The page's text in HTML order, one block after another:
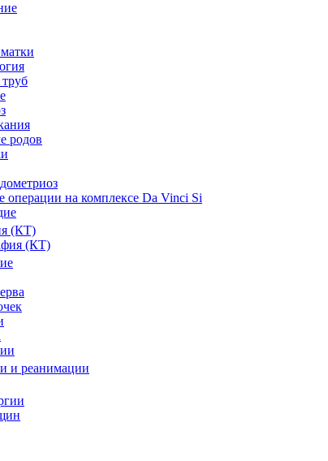
родов
операции на комплексе Da Vinci Si
(КТ)
(КТ)
и реанимации